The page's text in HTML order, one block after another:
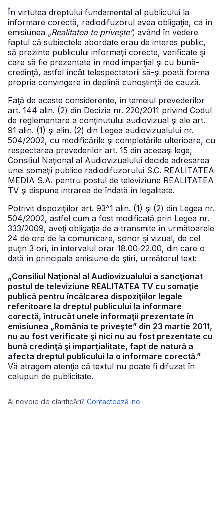
În virtutea dreptului fundamental al publicului la
informare corectă, radiodifuzorul avea obligaţia, ca în
emisiunea „Realitatea te priveşte”, având în vedere
faptul că subiectele abordate erau de interes public,
să prezinte publicului informaţii corecte, verificate şi
care să fie prezentate în mod imparţial şi cu bună-
credinţă, astfel încât telespectatorii să-şi poată forma
propria convingere în deplină cunoştinţă de cauză.
Faţă de aceste considerente, în temeiul prevederilor
art. 144 alin. (2) din Decizia nr. 220/2011 privind Codul
de reglementare a conţinutului audiovizual şi ale art.
91 alin. (1) şi alin. (2) din Legea audiovizualului nr.
504/2002, cu modificările şi completările ulterioare, cu
respectarea prevederilor art. 15 din aceeaşi lege,
Consiliul Naţional al Audiovizualului decide adresarea
unei somaţii publice radiodifuzorului S.C. REALITATEA
MEDIA S.A. pentru postul de televiziune REALITATEA
TV şi dispune intrarea de îndată în legalitate.
Potrivit dispoziţiilor art. 93^1 alin. (1) şi (2) din Legea nr.
504/2002, astfel cum a fost modificată prin Legea nr.
333/2009, aveţi obligaţia de a transmite în următoarele
24 de ore de la comunicare, sonor şi vizual, de cel
puţin 3 ori, în intervalul orar 18.00-22.00, din care o
dată în principala emisiune de ştiri, următorul text:
„Consiliul Naţional al Audiovizualului a sancţionat
postul de televiziune REALITATEA TV cu somaţie
publică pentru încălcarea dispoziţiilor legale
referitoare la dreptul publicului la informare
corectă, întrucât unele informaţii prezentate în
emisiunea „România te priveşte” din 23 martie 2011,
nu au fost verificate şi nici nu au fost prezentate cu
bună credinţă şi imparţialitate, fapt de natură a
afecta dreptul publicului la o informare corectă.”
Vă atragem atenţia că textul nu poate fi difuzat în
calupuri de publicitate.
Ai nevoie de clarificări? Contactează-ne